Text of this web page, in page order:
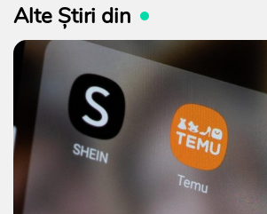
Alte Știri din